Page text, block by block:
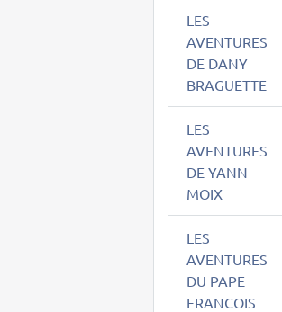
LES
AVENTURES
DE DANY
BRAGUETTE
LES
AVENTURES
DE YANN
MOIX
LES
AVENTURES
DU PAPE
FRANCOIS